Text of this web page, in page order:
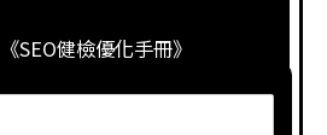
SEO健檢優化手冊》